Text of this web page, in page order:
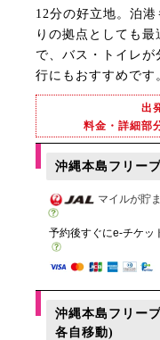
12分の好立地。泊
りの拠点としても
で、バス・トイレ
行にもおすすめです
出
料金・詳細部
沖縄本島フリー
マイルが貯
予約後すぐにe-チケッ
沖縄本島フリー
各自移動)